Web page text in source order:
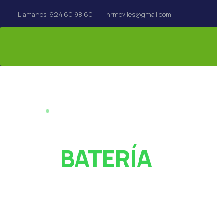
Llamanos: 624 60 98 60 nrmoviles@gmail.com
BATERÍA